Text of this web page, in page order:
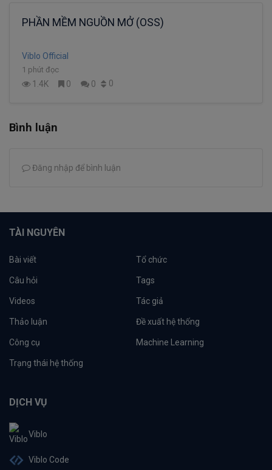
PHẦN MỀM NGUỒN MỞ (OSS)
Viblo Official
1 phút đọc
1.4K 0 0 0
Bình luận
Đăng nhập để bình luận
TÀI NGUYÊN
Bài viết Tổ chức
Câu hỏi Tags
Videos Tác giả
Thảo luận Đề xuất hệ thống
Công cụ Machine Learning
Trạng thái hệ thống
DỊCH VỤ
Viblo
Viblo Code